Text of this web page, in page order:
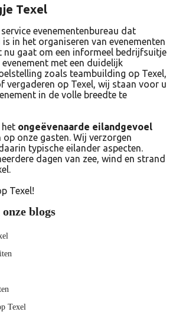
Texel
evenementenbureau dat
is in het organiseren van evenementen
nu gaat om een informeel bedrijfsuitje
met een duidelijk
zoals teambuilding op Texel,
vergaderen op Texel, wij staan voor u
in de volle breedte te
het ongeëvenaarde eilandgevoel
op onze gasten. Wij verzorgen
typische eilander aspecten.
dagen van zee, wind en strand
Texel!
blogs
Texel